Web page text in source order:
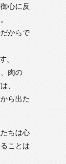
心に反
からで
。
肉の
、
ら出た
ちは心
ことは